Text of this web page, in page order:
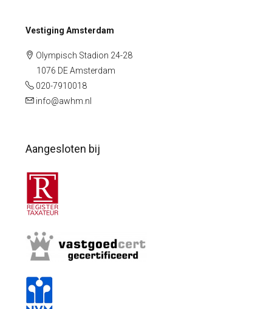
Vestiging Amsterdam
Olympisch Stadion 24-28
1076 DE Amsterdam
020-7910018
info@awhm.nl
Aangesloten bij